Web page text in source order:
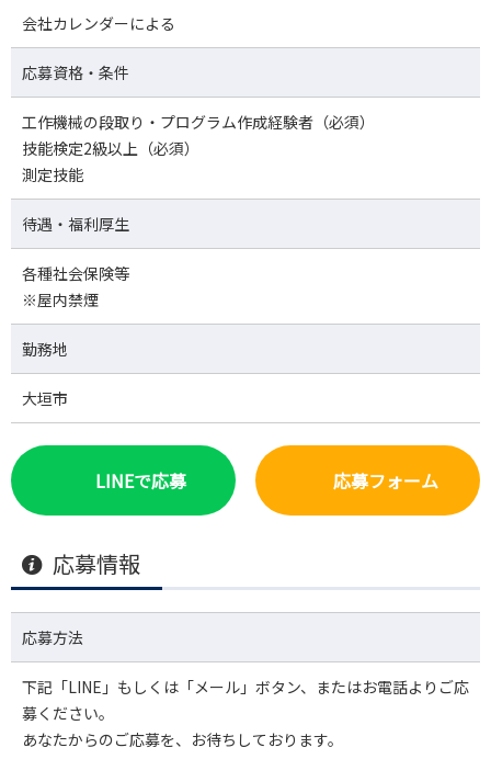
会社カレンダーによる
応募資格・条件
工作機械の段取り・プログラム作成経験者（必須）
技能検定2級以上（必須）
測定技能
待遇・福利厚生
各種社会保険等
※屋内禁煙
勤務地
大垣市
LINEで応募 応募フォーム
応募情報
応募方法
下記「LINE」もしくは「メール」ボタン、またはお電話よりご応
募ください。
あなたからのご応募を、お待ちしております。